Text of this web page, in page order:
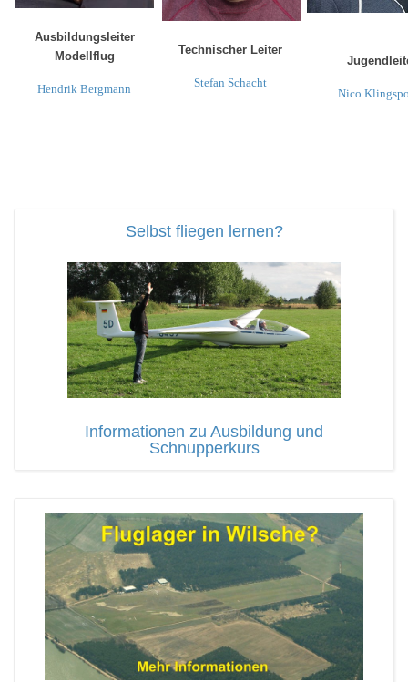
Ausbildungsleiter
Modellflug
Hendrik Bergmann
Technischer Leiter
Stefan Schacht
Nico
Selbst fliegen lernen?
Informationen zu Ausbildung und
Schnupperkurs